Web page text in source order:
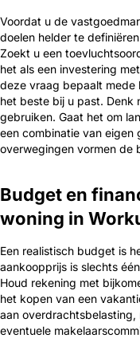
Voordat u de
doelen helder te
Zoekt u een
het als een investering
deze vraag bepaalt mede
het beste bij u past. Denk
gebruiken. Gaat het om
een combinatie van eigen
overwegingen vormen de
Budget en
woning in
Een realistisch budget is
aankoopprijs is slechts
Houd rekening met
het kopen van een
aan
eventuele